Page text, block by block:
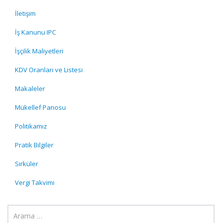
İletişim
İş Kanunu IPC
İşçilik Maliyetleri
KDV Oranları ve Listesi
Makaleler
Mükellef Panosu
Politikamız
Pratik Bilgiler
Sirküler
Vergi Takvimi